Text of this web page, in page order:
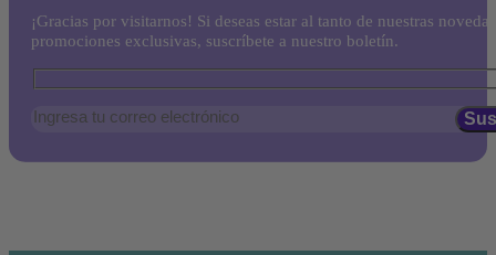
¡Gracias por visitarnos! Si deseas estar al tanto de nuestras
promociones exclusivas, suscríbete a nuestro boletín.